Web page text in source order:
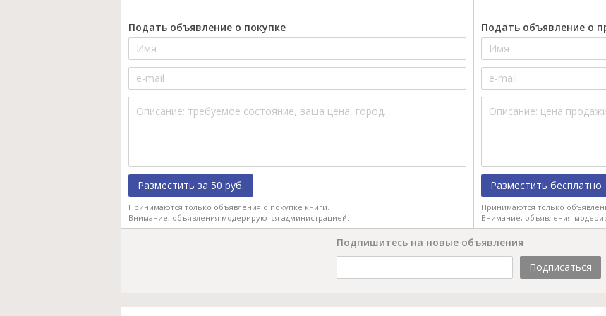
Подать объявление о покупке
Разместить за 50 руб.
Принимаются только объявления о покупке книги.
Внимание, объявления модерируются администрацией.
Подать объявление о
Разместить бесплатно
Принимаются только
Внимание, объявления
Подпишитесь на новые объявления
Подписаться